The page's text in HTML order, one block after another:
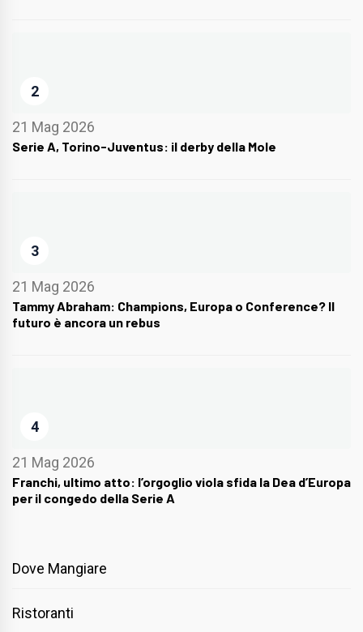
2
21 Mag 2026
Serie A, Torino-Juventus: il derby della Mole
3
21 Mag 2026
Tammy Abraham: Champions, Europa o Conference? Il
futuro è ancora un rebus
4
21 Mag 2026
Franchi, ultimo atto: l’orgoglio viola sfida la Dea d’Europa
per il congedo della Serie A
Dove Mangiare
Ristoranti